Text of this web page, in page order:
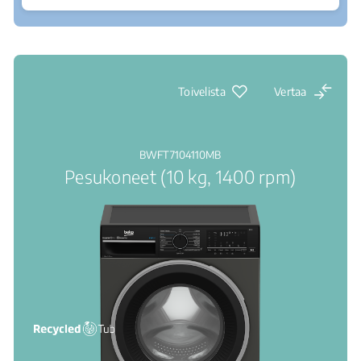
Toivelista Vertaa
BWFT7104110MB
Pesukoneet (10 kg, 1400 rpm)